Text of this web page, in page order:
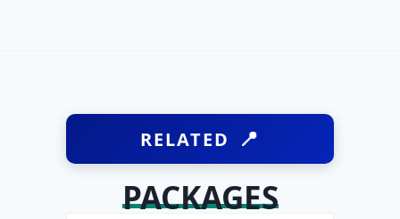
RELATED
PACKAGES